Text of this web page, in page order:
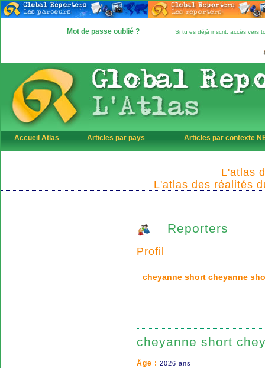
Mot de passe oublié ? Si tu es déjà inscrit, accès vers
Accueil Atlas Articles par pays Articles par contexte
L'atlas
L'atlas des réalités
Reporters
Profil
cheyanne short cheyanne
cheyanne short
Âge : 2026 ans